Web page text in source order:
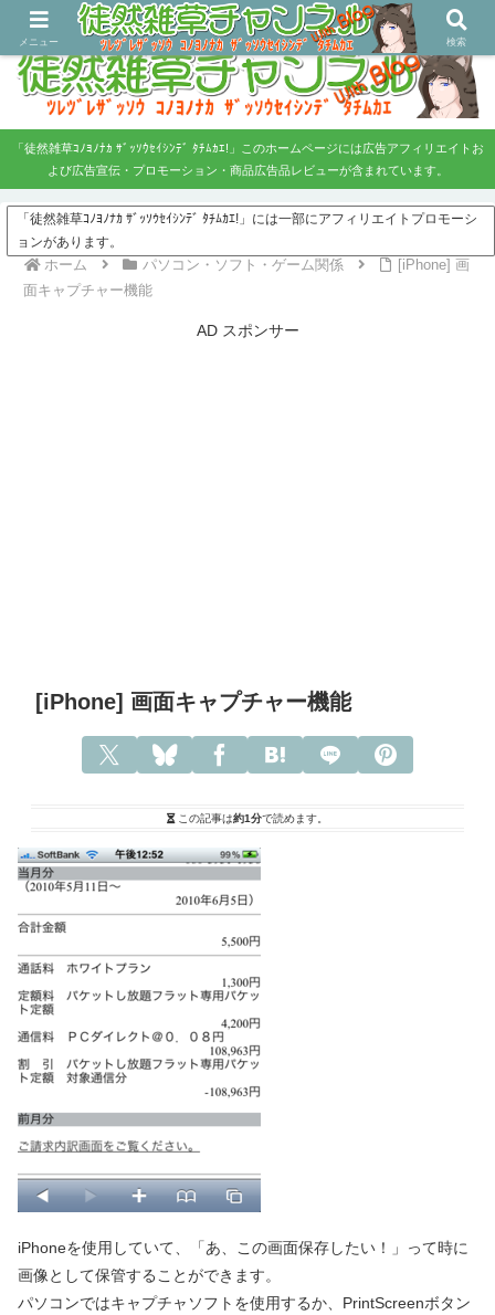
ツレヅレ・ザッソウ コノヨノナカ、ザッソウセイシンデタチムカエ！
「徒然雑草ｺﾉﾖﾉﾅｶ ｻﾞｯｿｳｾｲｼﾝﾃﾞ ﾀﾁﾑｶｴ!」このホームページには広告アフィリエイトお
よび広告宣伝・プロモーション・商品広告品レビューが含まれています。
「徒然雑草ｺﾉﾖﾉﾅｶ ｻﾞｯｿｳｾｲｼﾝﾃﾞ ﾀﾁﾑｶｴ!」には一部にアフィリエイトプロモーシ
ョンがあります。
ホーム パソコン・ソフト・ゲーム関係
[iPhone] 画
面キャプチャー機能
AD スポンサー
[iPhone] 画面キャプチャー機能
この記事は約1分で読めます。
iPhoneを使用していて、「あ、この画面保存したい！」って時に
画像として保管することができます。
パソコンではキャプチャソフトを使用するか、PrintScreenボタン
メニュー 検索